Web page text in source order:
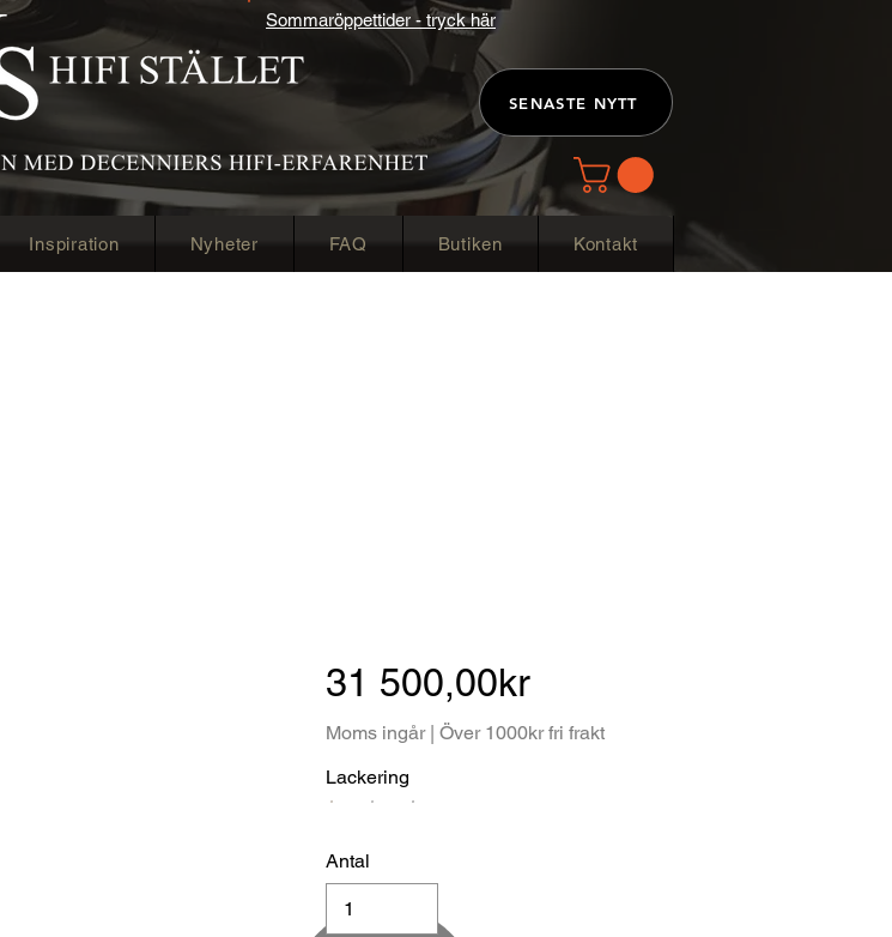
Sommaröppettider - tryck här
Inspiration Nyheter FAQ Butiken Kontakt
SENASTE NYTT
31 500,00kr
Moms ingår | Över 1000kr fri frakt
Lackering
Antal